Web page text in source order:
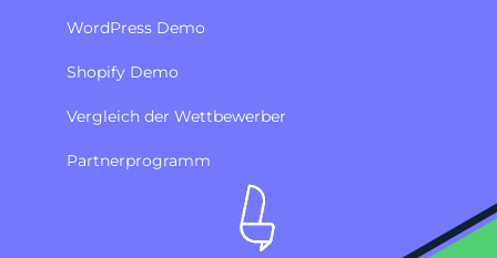
WordPress Demo
Shopify Demo
Vergleich der Wettbewerber
Partnerprogramm